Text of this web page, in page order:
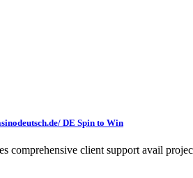
DE Spin to Win
comprehensive client support avail